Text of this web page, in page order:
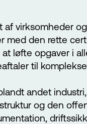
af virksomheder
med den rette
løfte opgaver i
til
andet
og den